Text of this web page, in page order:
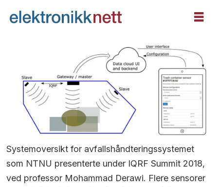
Systemoversikt for avfallshåndteringssystemet
som NTNU presenterte under IQRF Summit 2018,
ved professor Mohammad Derawi. Flere sensorer